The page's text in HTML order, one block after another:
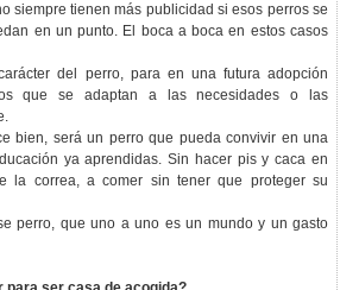
siempre tienen más publicidad si esos perros se
en un punto. El boca a boca en estos casos
del perro, para en una futura adopción
que se adaptan a las necesidades o las
bien, será un perro que pueda convivir en una
ya aprendidas. Sin hacer pis y caca en
la correa, a comer sin tener que proteger su
perro, que uno a uno es un mundo y un gasto